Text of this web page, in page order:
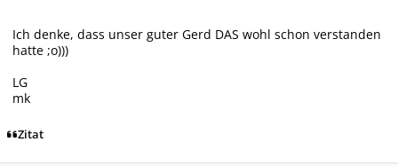
Ich denke, dass unser guter Gerd DAS wohl schon verstanden
hatte ;o)))
LG
mk
Zitat